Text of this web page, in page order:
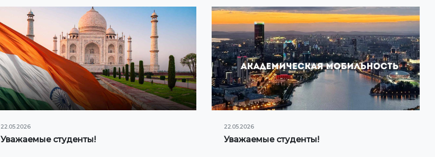
22.05.2026
Уважаемые студенты!
22.05.2026
Уважаемые студенты!